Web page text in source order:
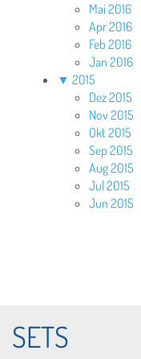
Mai 2016
Apr 2016
Feb 2016
Jan 2016
▼ 2015
Dez 2015
Nov 2015
Okt 2015
Sep 2015
Aug 2015
Jul 2015
Jun 2015
SETS